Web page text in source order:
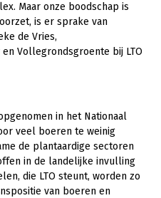
Maar onze boodschap is
is er sprake van
de Vries,
Vollegrondsgroente bij LTO
in het Nationaal
veel boeren te weinig
de plantaardige sectoren
in de landelijke invulling
die LTO steunt, worden zo
van boeren en